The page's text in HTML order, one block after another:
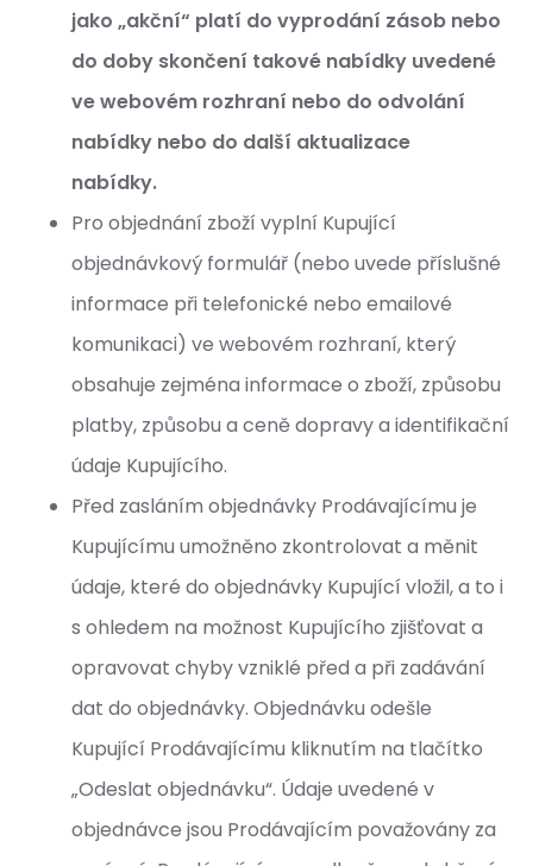
jako „akční“ platí do vyprodání zásob nebo
do doby skončení takové nabídky uvedené
ve webovém rozhraní nebo do odvolání
nabídky nebo do další aktualizace
nabídky.
Pro objednání zboží vyplní Kupující
objednávkový formulář (nebo uvede příslušné
informace při telefonické nebo emailové
komunikaci) ve webovém rozhraní, který
obsahuje zejména informace o zboží, způsobu
platby, způsobu a ceně dopravy a identifikační
údaje Kupujícího.
Před zasláním objednávky Prodávajícímu je
Kupujícímu umožněno zkontrolovat a měnit
údaje, které do objednávky Kupující vložil, a to i
s ohledem na možnost Kupujícího zjišťovat a
opravovat chyby vzniklé před a při zadávání
dat do objednávky. Objednávku odešle
Kupující Prodávajícímu kliknutím na tlačítko
„Odeslat objednávku“. Údaje uvedené v
objednávce jsou Prodávajícím považovány za